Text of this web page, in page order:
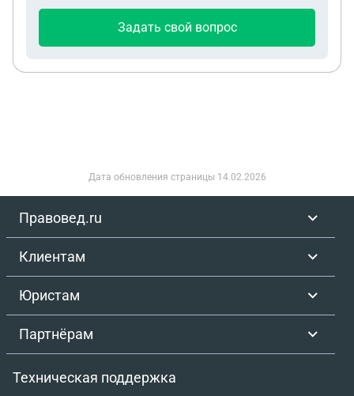
Задать свой вопрос
Дата обновления страницы 14.02.2026
Правовед.ru
Клиентам
Юристам
Партнёрам
Техническая поддержка